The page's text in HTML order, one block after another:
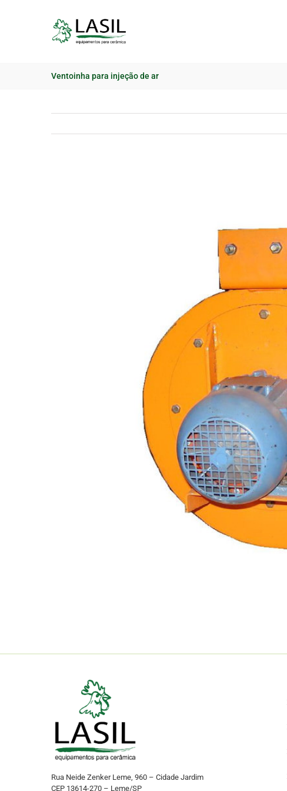
Ventoinha para injeção de ar
Rua Neide Zenker Leme, 960 – Cidade Jardim
CEP 13614-270 – Leme/SP